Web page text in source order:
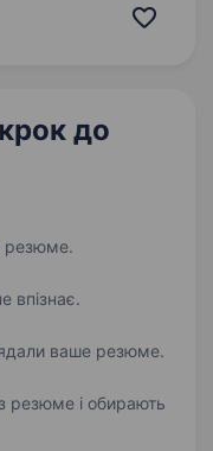
від кандидата:
до
резюме.
впізнає.
ваше резюме.
резюме і обирають